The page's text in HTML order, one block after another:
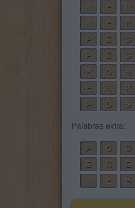
P
E O
P
E R
P
E S
P
E S
R
O S
E
S P
P
O S
Palabras extra:
P
O S
E
R E
P
E E